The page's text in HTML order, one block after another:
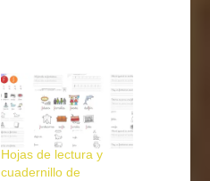
Hojas de lectura y
cuadernillo de